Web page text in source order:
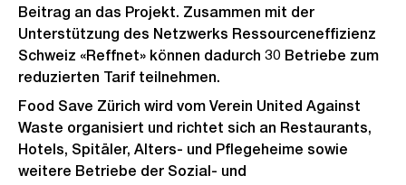
Beitrag an das Projekt. Zusammen mit der
Unterstützung des Netzwerks Ressourceneffizienz
Schweiz «Reffnet» können dadurch 30 Betriebe zum
reduzierten Tarif teilnehmen.
Food Save Zürich wird vom Verein United Against
Waste organisiert und richtet sich an Restaurants,
Hotels, Spitäler, Alters- und Pflegeheime sowie
weitere Betriebe der Sozial- und